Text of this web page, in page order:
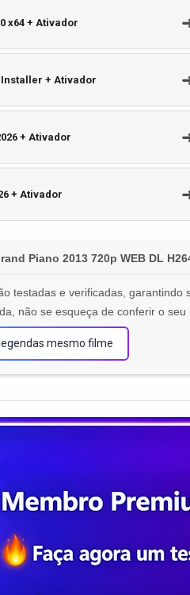
x64 + Ativador
Installer + Ativador
+ Ativador
+ Ativador
Piano 2013 720p WEB DL
testadas e verificadas, garantindo
não se esqueça de conferir o seu
mesmo filme